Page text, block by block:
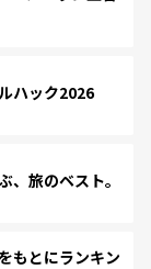
ハック2026
旅のベスト。
もとにランキン